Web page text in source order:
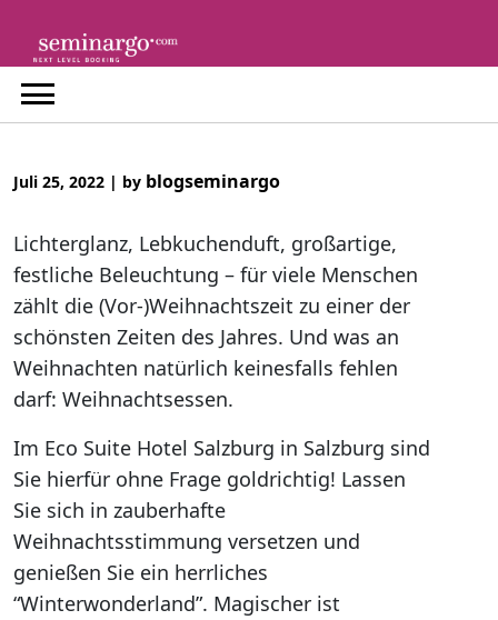
content
Juli 25, 2022 | by blogseminargo
Lichterglanz, Lebkuchenduft, großartige,
festliche Beleuchtung – für viele Menschen
zählt die (Vor-)Weihnachtszeit zu einer der
schönsten Zeiten des Jahres. Und was an
Weihnachten natürlich keinesfalls fehlen
darf: Weihnachtsessen.
Im Eco Suite Hotel Salzburg in Salzburg sind
Sie hierfür ohne Frage goldrichtig! Lassen
Sie sich in zauberhafte
Weihnachtsstimmung versetzen und
genießen Sie ein herrliches
“Winterwonderland”. Magischer ist